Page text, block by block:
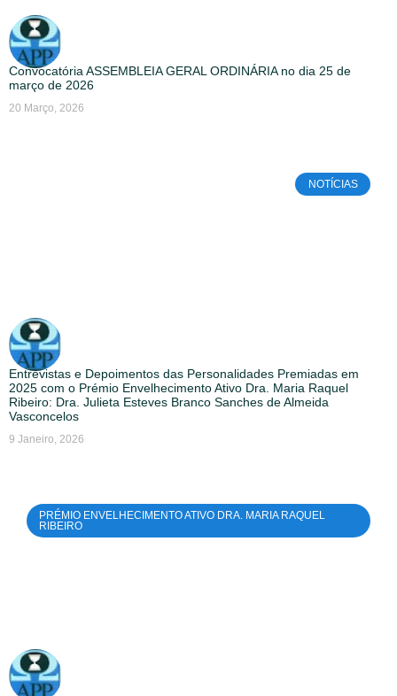
Convocatória ASSEMBLEIA GERAL ORDINÁRIA no dia 25 de
março de 2026
20 Março, 2026
NOTÍCIAS
Entrevistas e Depoimentos das Personalidades Premiadas em
2025 com o Prémio Envelhecimento Ativo Dra. Maria Raquel
Ribeiro: Dra. Julieta Esteves Branco Sanches de Almeida
Vasconcelos
9 Janeiro, 2026
PRÉMIO ENVELHECIMENTO ATIVO DRA. MARIA RAQUEL
RIBEIRO